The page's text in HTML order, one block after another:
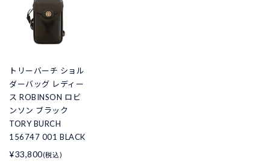
トリーバーチ ショル
ダーバッグ レディー
ス ROBINSON ロビ
ンソン ブラック
TORY BURCH
156747 001 BLACK
¥33,800(税込)